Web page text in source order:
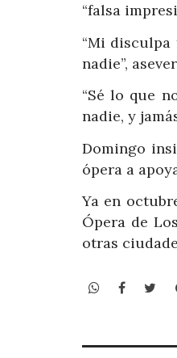
“falsa
“Mi
nadie”,
“Sé lo que
nadie, y
Domingo
ópera a
Ya en
Ópera de
otras
WhatsApp